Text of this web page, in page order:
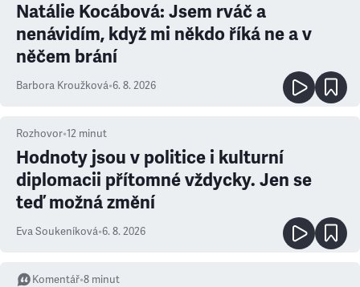
Natálie Kocábová: Jsem rváč a
nenávidím, když mi někdo říká ne a v
něčem brání
Barbora Kroužková•6. 8. 2026
Rozhovor•12 minut
Hodnoty jsou v politice i kulturní
diplomacii přítomné vždycky. Jen se
teď možná změní
Eva Soukeníková•6. 8. 2026
Komentář•8 minut